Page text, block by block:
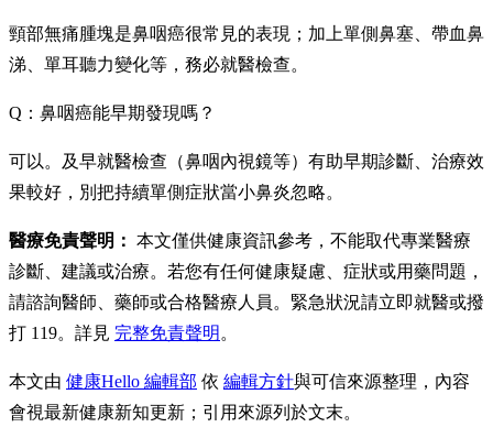
頸部無痛腫塊是鼻咽癌很常見的表現；加上單側鼻塞、帶血鼻
涕、單耳聽力變化等，務必就醫檢查。
Q：鼻咽癌能早期發現嗎？
可以。及早就醫檢查（鼻咽內視鏡等）有助早期診斷、治療效
果較好，別把持續單側症狀當小鼻炎忽略。
醫療免責聲明： 本文僅供健康資訊參考，不能取代專業醫療
診斷、建議或治療。若您有任何健康疑慮、症狀或用藥問題，
請諮詢醫師、藥師或合格醫療人員。緊急狀況請立即就醫或撥
打 119。詳見 完整免責聲明 。
本文由 健康Hello 編輯部 依 編輯方針與可信來源整理，內容
會視最新健康新知更新；引用來源列於文末。